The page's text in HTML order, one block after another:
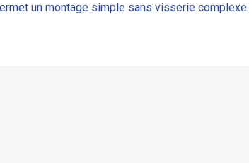
un montage simple sans visserie complexe.